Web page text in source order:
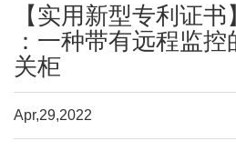
【实用新型专利证
：一种带有远程监
关柜
Apr,29,2022